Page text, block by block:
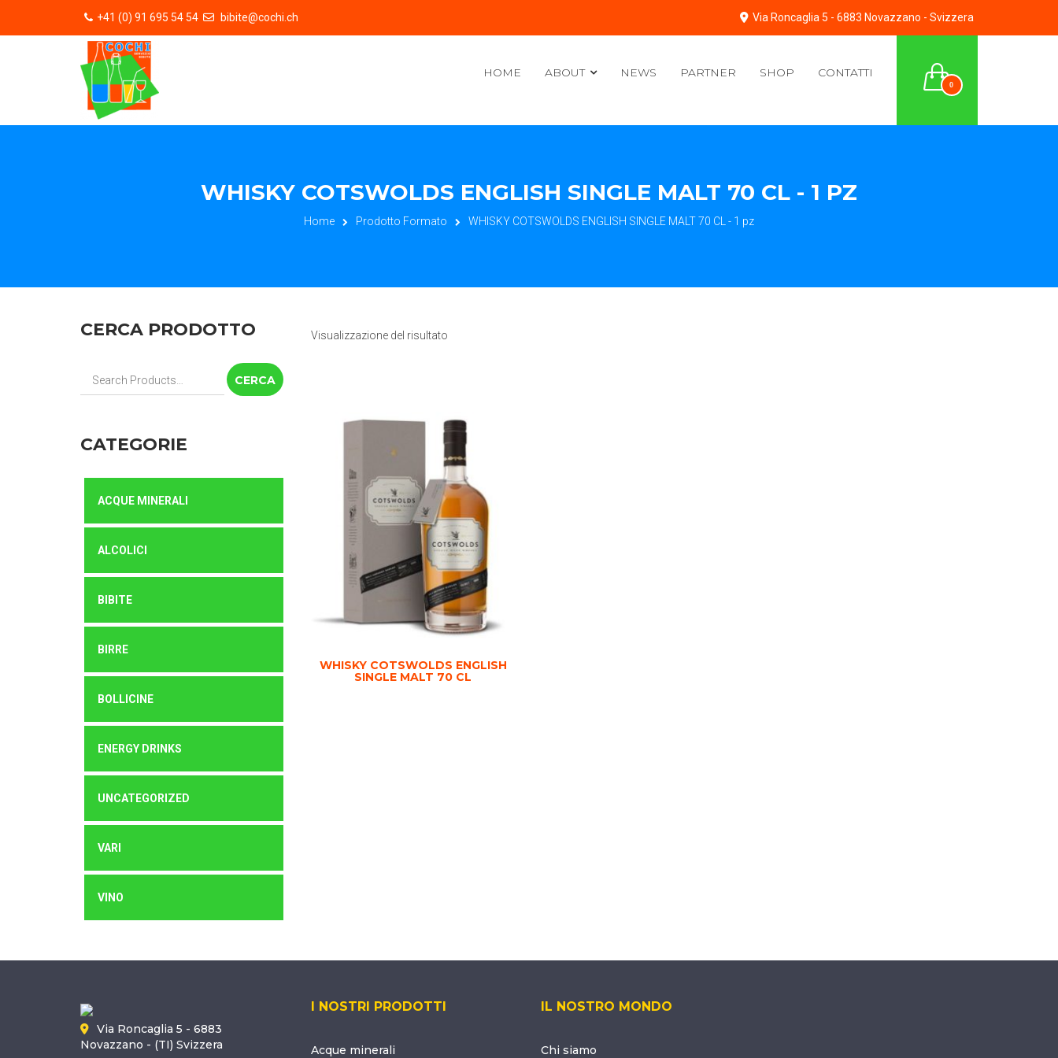
+41 (0) 91 695 54 54 bibite@cochi.ch Via Roncaglia 5 - 6883 Novazzano - Svizzera
0
HOME ABOUT NEWS PARTNER SHOP CONTATTI
WHISKY COTSWOLDS ENGLISH SINGLE MALT 70 CL - 1 PZ
Home Prodotto Formato WHISKY COTSWOLDS ENGLISH SINGLE MALT 70 CL - 1 pz
Visualizzazione del risultato
WHISKY COTSWOLDS ENGLISH
SINGLE MALT 70 CL
CERCA PRODOTTO
Cerca:
CATEGORIE
ACQUE MINERALI
ALCOLICI
BIBITE
BIRRE
BOLLICINE
ENERGY DRINKS
UNCATEGORIZED
VARI
VINO
Via Roncaglia 5 - 6883
Novazzano - (TI) Svizzera
I NOSTRI PRODOTTI
Acque minerali
IL NOSTRO MONDO
Chi siamo